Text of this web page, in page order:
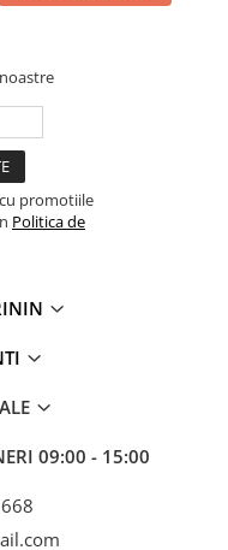
promotiile
Politica de
09:00 - 15:00